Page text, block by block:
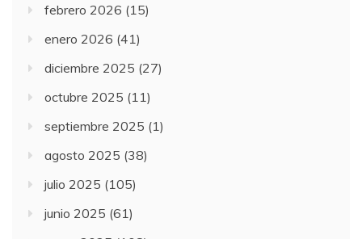
febrero 2026 (15)
enero 2026 (41)
diciembre 2025 (27)
octubre 2025 (11)
septiembre 2025 (1)
agosto 2025 (38)
julio 2025 (105)
junio 2025 (61)